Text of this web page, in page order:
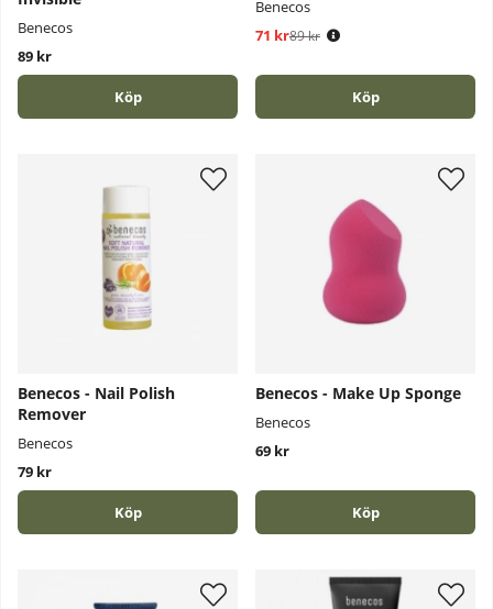
Benecos
89 kr
Köp
Benecos
71 kr
Ordinarie pris:
89 kr
Köp
Benecos - Nail Polish
Remover
Benecos
79 kr
Köp
Benecos - Make Up Sponge
Benecos
69 kr
Köp